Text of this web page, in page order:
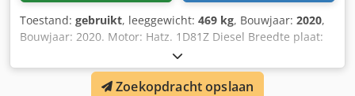
Toestand: gebruikt, leeggewicht: 469 kg, Bouwjaar: 2020,
Bouwjaar: 2020. Motor: Hatz. 1D81Z Diesel Breedte plaat:
70 cm. Dkedpfx Aneyh Rzwocor Slagkracht: 65kn. Elektrisch
gestart Vooruit/Teruguit. Prijs: € 2.950,- ex BTW
Zoekopdracht opslaan